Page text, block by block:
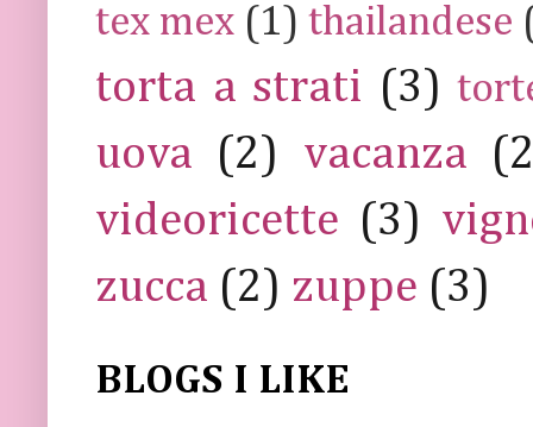
tex mex (1) thailandese
torta a strati (3)
uova (2) vacanza
videoricette (3)
zucca (2) zuppe (3)
BLOGS I LIKE